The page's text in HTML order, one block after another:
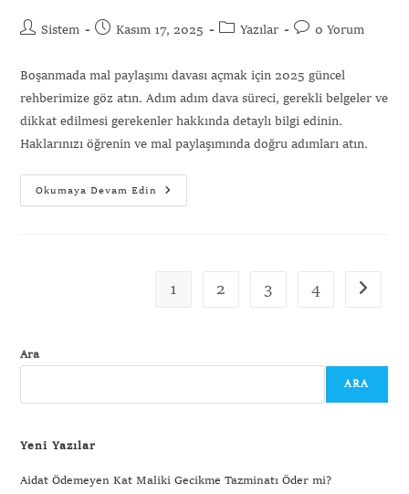
Sistem Kasım 17, 2025 Yazılar 0 Yorum
Boşanmada mal paylaşımı davası açmak için 2025 güncel
rehberimize göz atın. Adım adım dava süreci, gerekli belgeler ve
dikkat edilmesi gerekenler hakkında detaylı bilgi edinin.
Haklarınızı öğrenin ve mal paylaşımında doğru adımları atın.
Okumaya Devam Edin
1 2 3 4
Ara
ARA
Yeni Yazılar
Aidat Ödemeyen Kat Maliki Gecikme Tazminatı Öder mi?